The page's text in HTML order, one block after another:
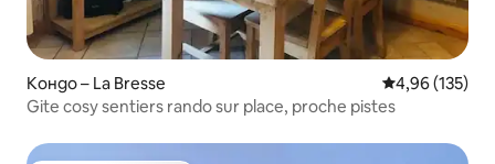
Кондо – La Bresse Средна
4,96 (135)
Gite cosy sentiers rando sur place, proche pistes